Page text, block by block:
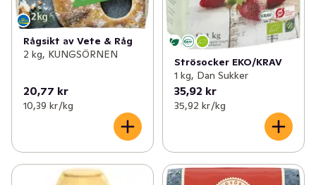
Rågsikt av Vete & Råg
2 kg, KUNGSÖRNEN
20,77 kr
10,39 kr /kg
Strösocker EKO/KRAV
1 kg, Dan Sukker
35,92 kr
35,92 kr /kg